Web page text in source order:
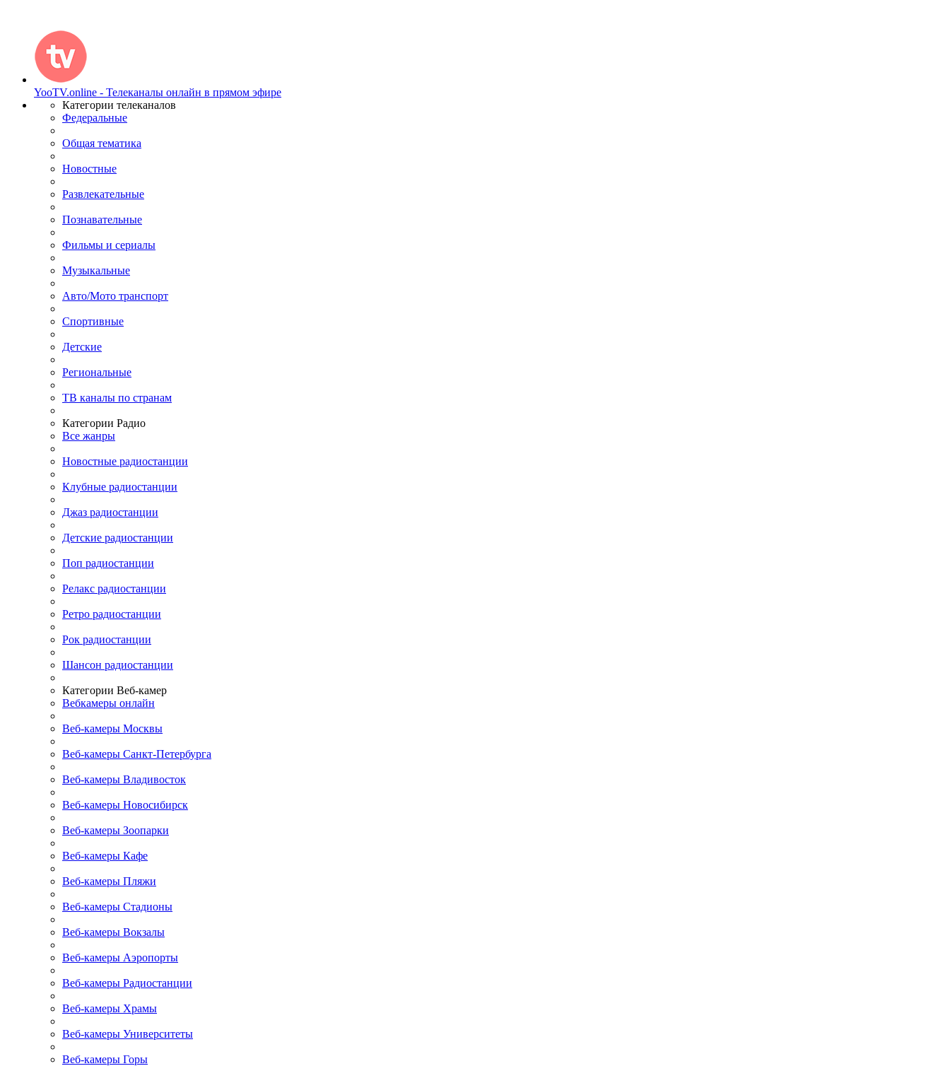
YooTV.online - Телеканалы онлайн в прямом эфире
Категории телеканалов
Федеральные
Общая тематика
Новостные
Развлекательные
Познавательные
Фильмы и сериалы
Музыкальные
Авто/Мото транспорт
Спортивные
Детские
Региональные
ТВ каналы по странам
Категории Радио
Все жанры
Новостные радиостанции
Клубные радиостанции
Джаз радиостанции
Детские радиостанции
Поп радиостанции
Релакс радиостанции
Ретро радиостанции
Рок радиостанции
Шансон радиостанции
Категории Веб-камер
Вебкамеры онлайн
Веб-камеры Москвы
Веб-камеры Санкт-Петербурга
Веб-камеры Владивосток
Веб-камеры Новосибирск
Веб-камеры Зоопарки
Веб-камеры Кафе
Веб-камеры Пляжи
Веб-камеры Стадионы
Веб-камеры Вокзалы
Веб-камеры Аэропорты
Веб-камеры Радиостанции
Веб-камеры Храмы
Веб-камеры Университеты
Веб-камеры Горы